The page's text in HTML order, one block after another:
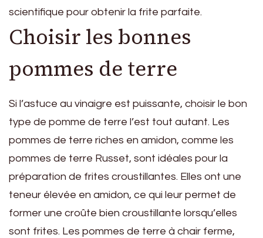
scientifique pour obtenir la frite parfaite.
Choisir les bonnes
pommes de terre
Si l’astuce au vinaigre est puissante, choisir le bon
type de pomme de terre l’est tout autant. Les
pommes de terre riches en amidon, comme les
pommes de terre Russet, sont idéales pour la
préparation de frites croustillantes. Elles ont une
teneur élevée en amidon, ce qui leur permet de
former une croûte bien croustillante lorsqu’elles
sont frites. Les pommes de terre à chair ferme,